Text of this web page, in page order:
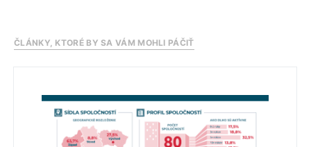
ČLÁNKY, KTORÉ BY SA VÁM MOHLI PÁČIŤ